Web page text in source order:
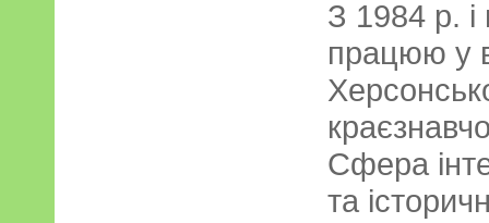
З 1984 р. і
працюю у
Сфера
та